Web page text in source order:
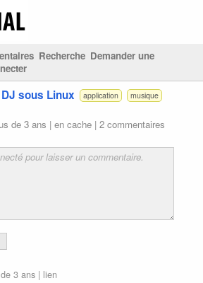
Recherche Demander une
sous Linux application musique
de 3 ans | en cache | 2 commentaires
3 ans | lien